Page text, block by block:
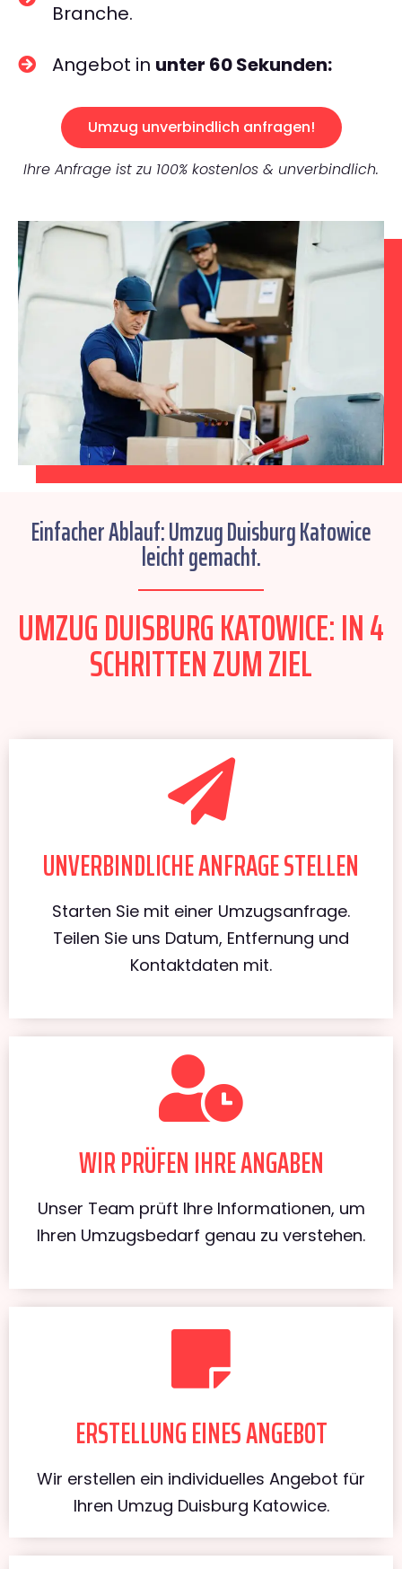
Branche.
Angebot in unter 60 Sekunden:
Umzug unverbindlich anfragen!
Ihre Anfrage ist zu 100% kostenlos & unverbindlich.
Einfacher Ablauf: Umzug Duisburg Katowice
leicht gemacht.
UMZUG DUISBURG KATOWICE: IN 4
SCHRITTEN ZUM ZIEL
UNVERBINDLICHE ANFRAGE STELLEN
Starten Sie mit einer Umzugsanfrage.
Teilen Sie uns Datum, Entfernung und
Kontaktdaten mit.
WIR PRÜFEN IHRE ANGABEN
Unser Team prüft Ihre Informationen, um
Ihren Umzugsbedarf genau zu verstehen.
ERSTELLUNG EINES ANGEBOT
Wir erstellen ein individuelles Angebot für
Ihren Umzug Duisburg Katowice.